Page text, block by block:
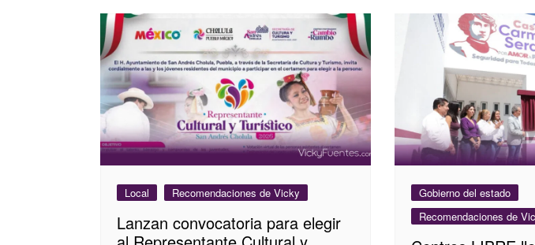
Local Recomendaciones de Vicky
Lanzan convocatoria para elegir
Gobierno del estado
Recomendaciones de